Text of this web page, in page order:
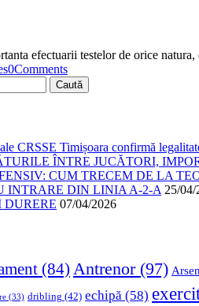
efectuarii testelor de orice
0Comments
CRSSE Timișoara confirmă
ÎNTRE JUCĂTORI,
CUM TRECEM DE LA
INTRARE DIN LINIA A-2-A 25/04/
DURERE 07/04/2026
(84) Antrenor(97)
(33) dribling (42) echipă (58)